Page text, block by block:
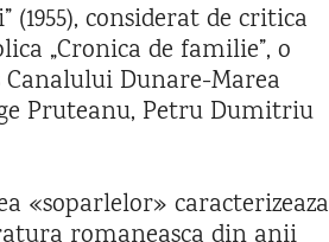
considerat de critica
„Cronica de familie”, o
Canalului Dunare-Marea
Pruteanu, Petru Dumitriu
«soparlelor» caracterizeaza